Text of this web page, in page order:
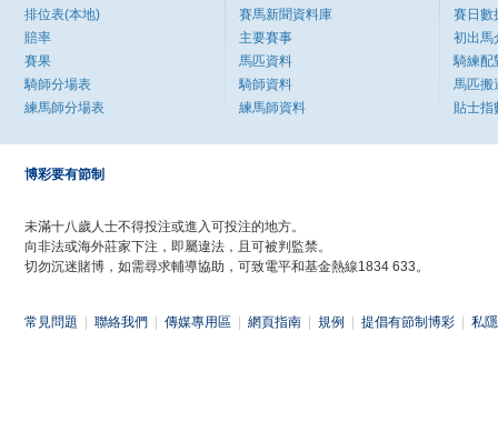
排位表(本地)
賠率
賽果
騎師分場表
練馬師分場表
賽馬新聞資料庫
主要賽事
馬匹資料
騎師資料
練馬師資料
賽日數
初出馬
騎練配
馬匹搬
貼士指
博彩要有節制
未滿十八歲人士不得投注或進入可投注的地方。
向非法或海外莊家下注，即屬違法，且可被判監禁。
切勿沉迷賭博，如需尋求輔導協助，可致電平和基金熱線1834 633。
常見問題 聯絡我們 傳媒專用區 網頁指南 規例 提倡有節制博彩 私